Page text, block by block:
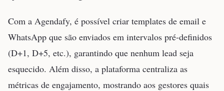
Com a Agendafy, é possível criar templates de email e
WhatsApp que são enviados em intervalos pré-definidos
(D+1, D+5, etc.), garantindo que nenhum lead seja
esquecido. Além disso, a plataforma centraliza as
métricas de engajamento, mostrando aos gestores quais